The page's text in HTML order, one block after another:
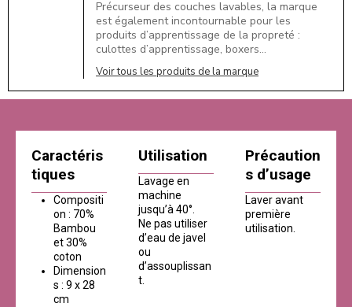
Précurseur des couches lavables, la marque
est également incontournable pour les
produits d’apprentissage de la propreté :
culottes d’apprentissage, boxers…
Voir tous les produits de la marque
Caractéris
tiques
Compositi
on : 70%
Bambou
et 30%
coton
Dimension
s : 9 x 28
cm
Utilisation
Lavage en
machine
jusqu’à 40°.
Ne pas utiliser
d’eau de javel
ou
d’assouplissan
t.
Précaution
s d’usage
Laver avant
première
utilisation.